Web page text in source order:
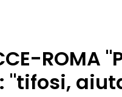
ROMA
"tifosi,